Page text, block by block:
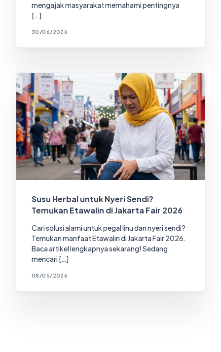
mengajak masyarakat memahami pentingnya
[…]
30/06/2026
Susu Herbal untuk Nyeri Sendi?
Temukan Etawalin di Jakarta Fair 2026
Cari solusi alami untuk pegal linu dan nyeri sendi?
Temukan manfaat Etawalin di Jakarta Fair 2026.
Baca artikel lengkapnya sekarang! Sedang
mencari […]
08/05/2026